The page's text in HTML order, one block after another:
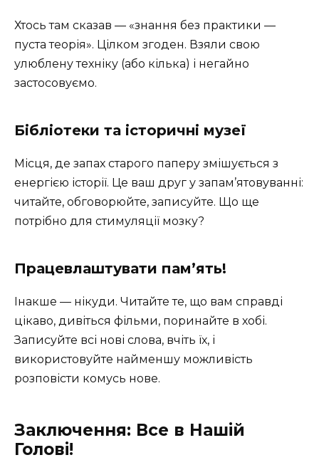
Хтось там сказав — «знання без практики —
пуста теорія». Цілком згоден. Взяли свою
улюблену техніку (або кілька) і негайно
застосовуємо.
Бібліотеки та історичні музеї
Місця, де запах старого паперу змішується з
енергією історії. Це ваш друг у запам’ятовуванні:
читайте, обговорюйте, записуйте. Що ще
потрібно для стимуляції мозку?
Працевлаштувати пам’ять!
Інакше — нікуди. Читайте те, що вам справді
цікаво, дивіться фільми, поринайте в хобі.
Записуйте всі нові слова, вчіть їх, і
використовуйте найменшу можливість
розповісти комусь нове.
Заключення: Все в Нашій
Голові!